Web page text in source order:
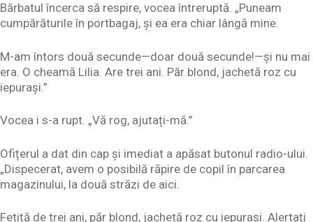
Bărbatul încerca să respire, vocea întreruptă. „Puneam
cumpărăturile în portbagaj, și ea era chiar lângă mine.
M-am întors două secunde—doar două secunde!—și nu mai
era. O cheamă Lilia. Are trei ani. Păr blond, jachetă roz cu
iepurași.”
Vocea i s-a rupt. „Vă rog, ajutați-mă.”
Ofițerul a dat din cap și imediat a apăsat butonul radio-ului.
„Dispecerat, avem o posibilă răpire de copil în parcarea
magazinului, la două străzi de aici.
Fetiță de trei ani, păr blond, jachetă roz cu iepurași. Alertați